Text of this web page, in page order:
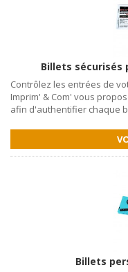
Billets sécurisés
Contrôlez les entrées de
Imprim' & Com' vous
afin d'authentifier chaque
Billets